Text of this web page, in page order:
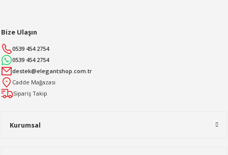
Kurumsal
Bize Ulaşın
0539 454 2754
0539 454 2754
destek@elegantshop.com.tr
Cadde Mağazası
Sipariş Takip